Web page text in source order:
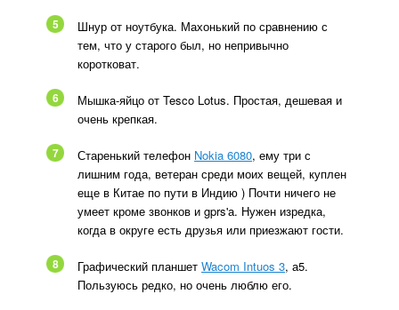
Шнур от ноутбука. Махонький по сравнению с
тем, что у старого был, но непривычно
коротковат.
5
Мышка-яйцо от Tesco Lotus. Простая, дешевая и
очень крепкая.
6
Старенький телефон Nokia 6080, ему три с
лишним года, ветеран среди моих вещей, куплен
еще в Китае по пути в Индию ) Почти ничего не
умеет кроме звонков и gprs'а. Нужен изредка,
когда в округе есть друзья или приезжают гости.
7
Графический планшетWacom Intuos 3, а5.
Пользуюсь редко, но очень люблю его.
8